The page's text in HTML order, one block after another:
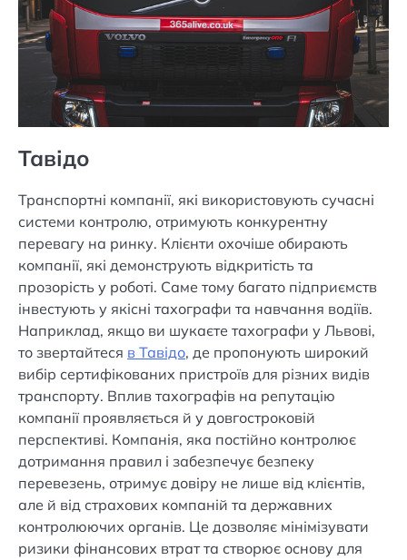
Тавідо
Транспортні компанії, які використовують сучасні
системи контролю, отримують конкурентну
перевагу на ринку. Клієнти охочіше обирають
компанії, які демонструють відкритість та
прозорість у роботі. Саме тому багато підприємств
інвестують у якісні тахографи та навчання водіїв.
Наприклад, якщо ви шукаєте тахографи у Львові,
то звертайтеся в Тавідо, де пропонують широкий
вибір сертифікованих пристроїв для різних видів
транспорту. Вплив тахографів на репутацію
компанії проявляється й у довгостроковій
перспективі. Компанія, яка постійно контролює
дотримання правил і забезпечує безпеку
перевезень, отримує довіру не лише від клієнтів,
але й від страхових компаній та державних
контролюючих органів. Це дозволяє мінімізувати
ризики фінансових втрат та створює основу для